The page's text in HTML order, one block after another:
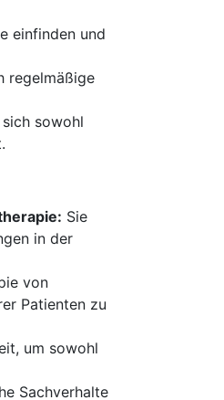
einfinden und
regelmäßige
sowohl
Sie
in der
von
Patienten zu
um sowohl
Sachverhalte